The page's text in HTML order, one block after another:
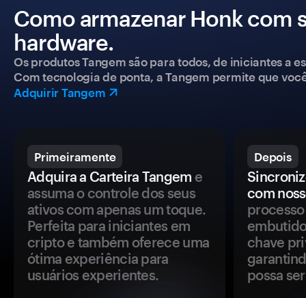
Como armazenar Honk com
hardware.
Os produtos Tangem são para todos, de iniciantes a
Com tecnologia de ponta, a Tangem permite que
Adquirir Tangem
Primeiramente
Adquira a Carteira Tangem e
assuma o controle dos seus
ativos com apenas um toque.
Perfeita para iniciantes em
cripto e também oferece uma
ótima experiência para
usuários experientes.
Depois
com
chave
possa